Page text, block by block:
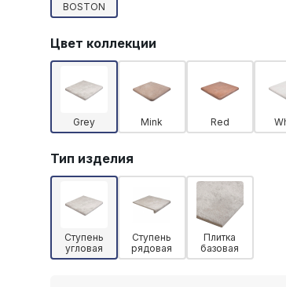
BOSTON
Цвет коллекции
Grey Mink Red
Тип изделия
Ступень
угловая
Ступень
рядовая
Плитка
базовая